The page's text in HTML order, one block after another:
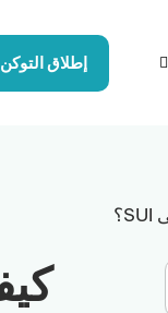
إطلاق التوكن